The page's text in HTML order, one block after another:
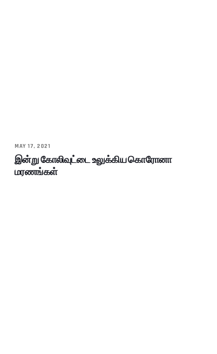
MAY 17, 2021
இன்று கோலிவுட்டை உலுக்கிய கொரோனா
மரணங்கள்